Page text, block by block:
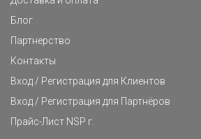
Блог
Партнерство
Контакты
Вход / Регистрация для Клиентов
Вход / Регистрация для Партнёров
Прайс-Лист NSP г.